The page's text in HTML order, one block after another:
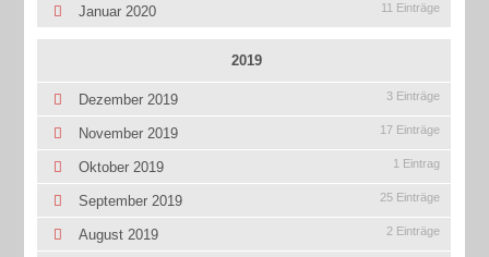
Januar 2020 11 Einträge
2019
Dezember 2019 3 Einträge
November 2019 17 Einträge
Oktober 2019 1 Eintrag
September 2019 25 Einträge
August 2019 2 Einträge